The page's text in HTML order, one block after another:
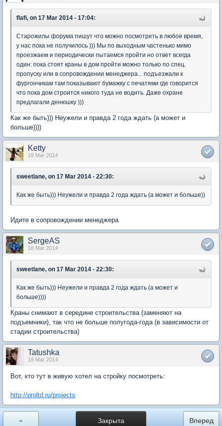
flafi, on 17 Mar 2014 - 17:04:
Старожилы форума пишут что можно посмотреть в любое время,
у нас пока не получилось ))) Мы по выходным частенько мимо
проезжаем и периодически пытаемся пройти но ответ всегда
один: пока стоят краны в дом пройти можно только по спец.
пропуску или в сопровождении менеджера... подъезжали к
фургончикам там показывают бумажку с печатями где говорится
что пока дом строится никого туда не водить. Даже охране
предлагали денюшку )))
Как же быть))) Неужели и правда 2 года ждать (а может и
больше))))
Ketty
18 Mar 2014
sweetlane, on 17 Mar 2014 - 22:30:
Как же быть))) Неужели и правда 2 года ждать (а может и больше))
Идите в сопровождении менеджера
SergeAS
18 Mar 2014
sweetlane, on 17 Mar 2014 - 22:30:
Как же быть))) Неужели и правда 2 года ждать (а может и
больше))))
Краны снимают в середине строительства (заменяют на
подъемники), так что не больше полугода-года (в зависимости от
стадии строительства)
Tatushka
18 Mar 2014
Вот, кто тут в живую хотел на стройку посмотреть:
http://proltd.ru/projects
Закрыта
«
Вперед